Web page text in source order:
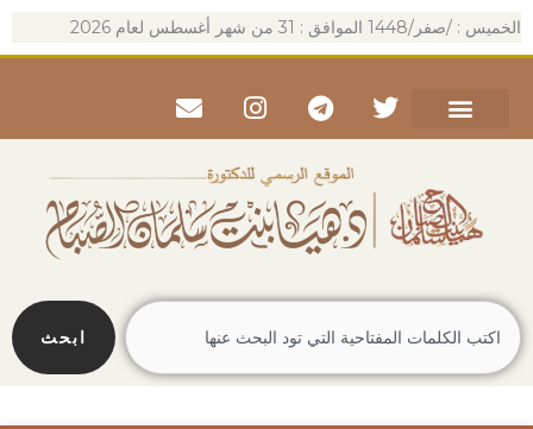
الخميس : /صفر/1448 الموافق : 31 من شهر أغسطس لعام 2026
Twitter
Telegram
Instagram
Envelope
Search
ابحث